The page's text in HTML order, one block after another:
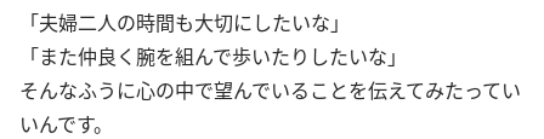
「夫婦二人の時間も大切にしたいな」
「また仲良く腕を組んで歩いたりしたいな」
そんなふうに心の中で望んでいることを伝えてみたってい
いんです。